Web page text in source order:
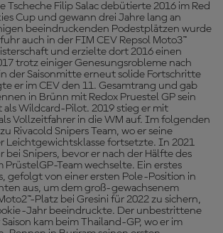
Tscheche Filip Salac debütierte 2016 im Red
Cup und gewann drei Jahre lang an
beeindruckenden Podestplätzen wurde
auch in der FIM CEV Repsol Moto3™
und erzielte dort 2016 einen
trotz einiger Genesungsrobleme nach
der Saisonmitte erneut solide Fortschritte
er im CEV den 11. Gesamtrang und gab
in Brünn mit Redox Pruestel GP sein
Wildcard-Pilot. 2019 stieg er mit
Vollzeitfahrer in die WM auf. Im folgenden
Rivacold Snipers Team, wo er seine
Leichtgewichtsklasse fortsetzte. In 2021
bei Snipers, bevor er nach der Hälfte des
PrüstelGP-Team wechselte. Ein erstes
gefolgt von einer ersten Pole-Position in
aus, um dem groß-gewachsenem
Platz bei Gresini für 2022 zu sichern,
Jahr beeindruckte. Der unbestrittene
kam beim Thailand-GP, wo er im